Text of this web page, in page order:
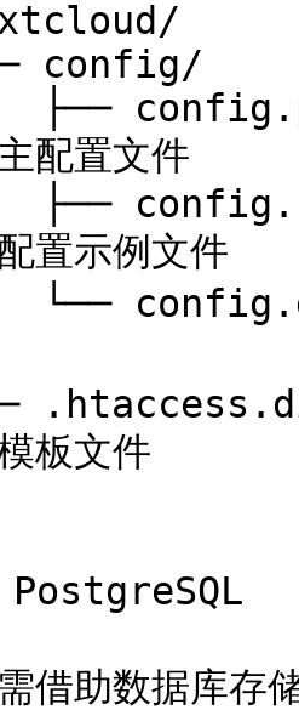
配置文件
置示例文件
板文件
助数据库存